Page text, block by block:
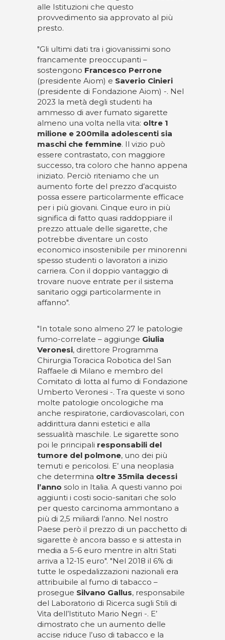
alle Istituzioni che questo
provvedimento sia approvato al più
presto.
"Gli ultimi dati tra i giovanissimi sono
francamente preoccupanti –
sostengono Francesco Perrone
(presidente Aiom) e Saverio Cinieri
(presidente di Fondazione Aiom) -. Nel
2023 la metà degli studenti ha
ammesso di aver fumato sigarette
almeno una volta nella vita: oltre 1
milione e 200mila adolescenti sia
maschi che femmine. Il vizio può
essere contrastato, con maggiore
successo, tra coloro che hanno appena
iniziato. Perciò riteniamo che un
aumento forte del prezzo d’acquisto
possa essere particolarmente efficace
per i più giovani. Cinque euro in più
significa di fatto quasi raddoppiare il
prezzo attuale delle sigarette, che
potrebbe diventare un costo
economico insostenibile per minorenni
spesso studenti o lavoratori a inizio
carriera. Con il doppio vantaggio di
trovare nuove entrate per il sistema
sanitario oggi particolarmente in
affanno".
"In totale sono almeno 27 le patologie
fumo-correlate – aggiunge Giulia
Veronesi, direttore Programma
Chirurgia Toracica Robotica del San
Raffaele di Milano e membro del
Comitato di lotta al fumo di Fondazione
Umberto Veronesi -. Tra queste vi sono
molte patologie oncologiche ma
anche respiratorie, cardiovascolari, con
addirittura danni estetici e alla
sessualità maschile. Le sigarette sono
poi le principali responsabili del
tumore del polmone, uno dei più
temuti e pericolosi. E’ una neoplasia
che determina oltre 35mila decessi
l’anno solo in Italia. A questi vanno poi
aggiunti i costi socio-sanitari che solo
per questo carcinoma ammontano a
più di 2,5 miliardi l’anno. Nel nostro
Paese però il prezzo di un pacchetto di
sigarette è ancora basso e si attesta in
media a 5-6 euro mentre in altri Stati
arriva a 12-15 euro". "Nel 2018 il 6% di
tutte le ospedalizzazioni nazionali era
attribuibile al fumo di tabacco –
prosegue Silvano Gallus, responsabile
del Laboratorio di Ricerca sugli Stili di
Vita dell’Istituto Mario Negri -. E’
dimostrato che un aumento delle
accise riduce l’uso di tabacco e la